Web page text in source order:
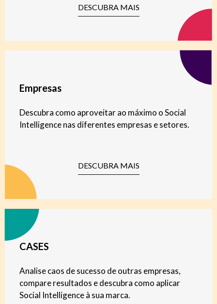
DESCUBRA MAIS
Empresas
Descubra como aproveitar ao máximo o Social
Intelligence nas diferentes empresas e setores.
DESCUBRA MAIS
CASES
Analise caos de sucesso de outras empresas,
compare resultados e descubra como aplicar
Social Intelligence à sua marca.